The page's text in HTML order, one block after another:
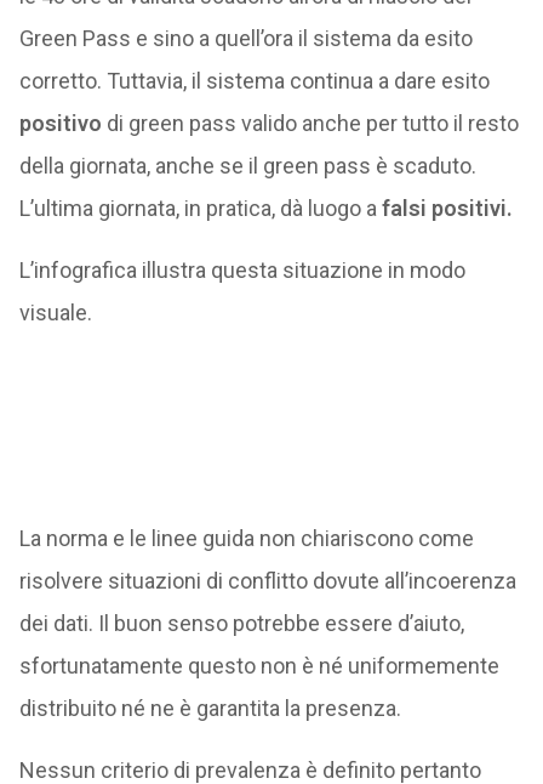
Green Pass e sino a quell’ora il sistema da esito
corretto. Tuttavia, il sistema continua a dare esito
positivo di green pass valido anche per tutto il resto
della giornata, anche se il green pass è scaduto.
L’ultima giornata, in pratica, dà luogo a falsi positivi.
L’infografica illustra questa situazione in modo
visuale.
La norma e le linee guida non chiariscono come
risolvere situazioni di conflitto dovute all’incoerenza
dei dati. Il buon senso potrebbe essere d’aiuto,
sfortunatamente questo non è né uniformemente
distribuito né ne è garantita la presenza.
Nessun criterio di prevalenza è definito pertanto